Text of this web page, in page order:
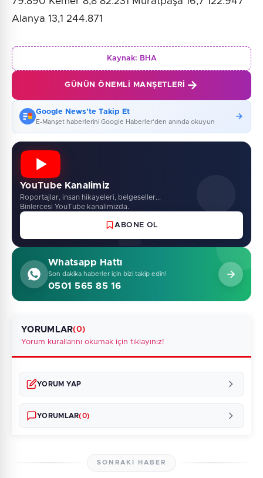
Alanya 13,1 244.871
Kaynak: BHA
GÜNÜN ÖNEMLI MANŞETLERI
Google News'te Takip Et
E-Manşet haberlerini Google Haberler'den anında okuyun
YouTube Kanalimiz
Roportajlar, insan hikayeleri, belgeseller...
Binlercesi YouTube kanalimizda.
ABONE OL
Whatsapp Hattı
Son dakika haberler için bizi takip edin!
0501 565 85 16
YORUMLAR(0)
Yorum kurallarını okumak için tıklayınız!
YORUM YAP
YORUMLAR(0)
SONRAKI HABER